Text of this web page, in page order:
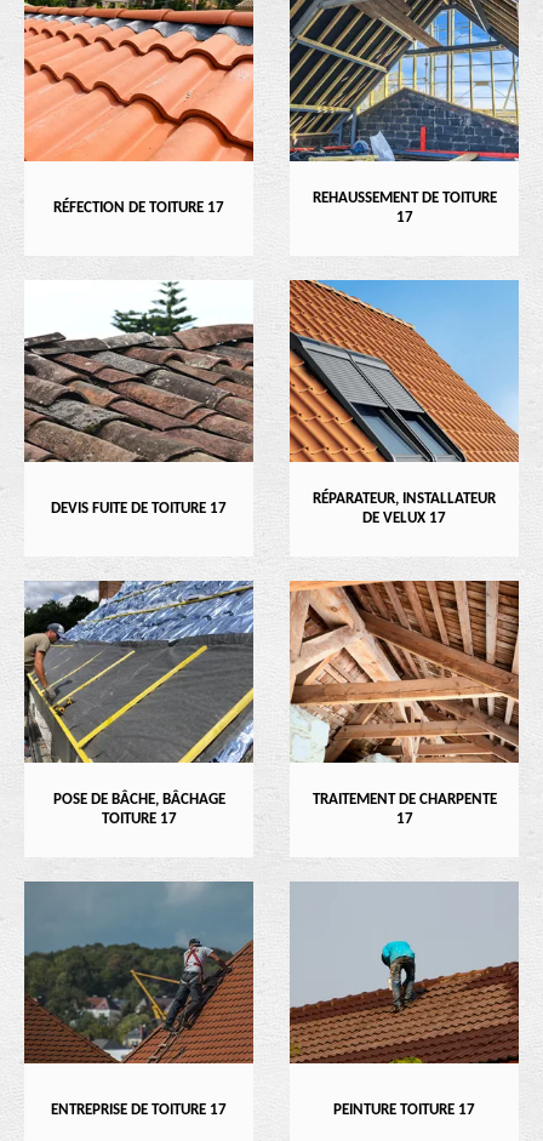
RÉFECTION DE TOITURE 17
REHAUSSEMENT DE TOITURE
17
DEVIS FUITE DE TOITURE 17
RÉPARATEUR, INSTALLATEUR
DE VELUX 17
POSE DE BÂCHE, BÂCHAGE
TOITURE 17
TRAITEMENT DE CHARPENTE
17
ENTREPRISE DE TOITURE 17 PEINTURE TOITURE 17